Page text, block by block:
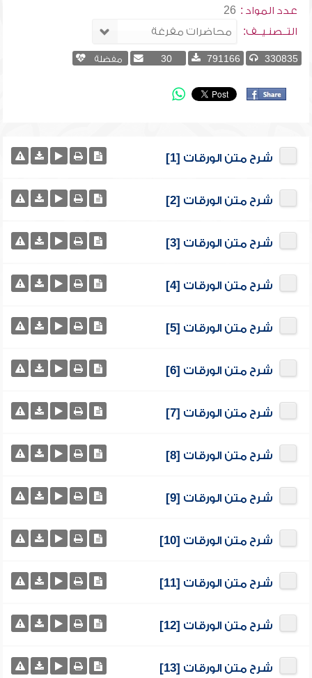
عدد المواد : 26
التــصنـيــف:
330835
791166
30 مفضلة
شرح متن الورقات [1]
شرح متن الورقات [2]
شرح متن الورقات [3]
شرح متن الورقات [4]
شرح متن الورقات [5]
شرح متن الورقات [6]
شرح متن الورقات [7]
شرح متن الورقات [8]
شرح متن الورقات [9]
شرح متن الورقات [10]
شرح متن الورقات [11]
شرح متن الورقات [12]
شرح متن الورقات [13]